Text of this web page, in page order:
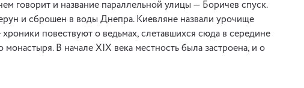
говорит и название параллельной улицы — Боричев спуск.
и сброшен в воды Днепра. Киевляне назвали урочище
повествуют о ведьмах, слетавшихся сюда в середине
В начале XIX века местность была застроена, и о